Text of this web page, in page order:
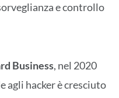
e controllo
Business, nel 2020
agli hacker è cresciuto